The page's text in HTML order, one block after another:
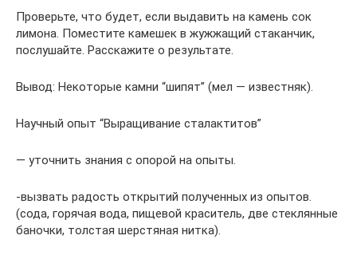
Проверьте, что будет, если выдавить на камень сок
лимона. Поместите камешек в жужжащий стаканчик,
послушайте. Расскажите о результате.
Вывод: Некоторые камни “шипят” (мел — известняк).
Научный опыт “Выращивание сталактитов”
— уточнить знания с опорой на опыты.
-вызвать радость открытий полученных из опытов.
(сода, горячая вода, пищевой краситель, две стеклянные
баночки, толстая шерстяная нитка).